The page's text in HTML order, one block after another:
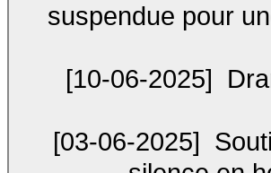
suspendue pour
[10-06-2025]
[03-06-2025]